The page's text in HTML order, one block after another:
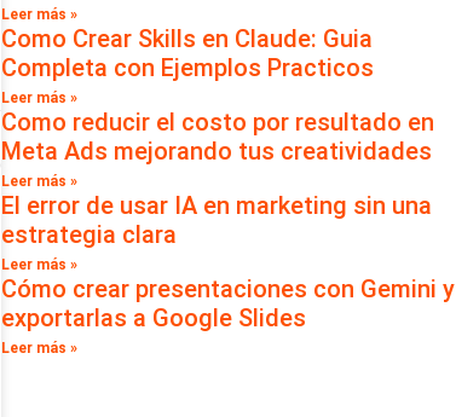
Leer más »
Como Crear Skills en Claude: Guia
Completa con Ejemplos Practicos
Leer más »
Como reducir el costo por resultado en
Meta Ads mejorando tus creatividades
Leer más »
El error de usar IA en marketing sin una
estrategia clara
Leer más »
Cómo crear presentaciones con Gemini y
exportarlas a Google Slides
Leer más »